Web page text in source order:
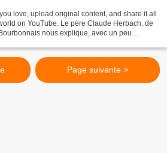
love, upload original content, and share it all
on YouTube. Le père Claude Herbach, de
nous explique, avec un peu
Page suivante >